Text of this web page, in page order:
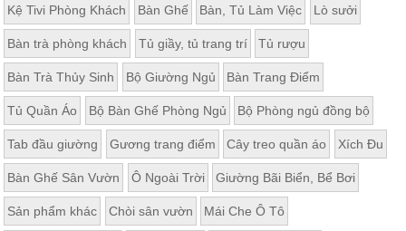
Kệ Tivi Phòng Khách Bàn Ghế Bàn, Tủ Làm Việc Lò sưởi
Bàn trà phòng khách Tủ giầy, tủ trang trí Tủ rượu
Bàn Trà Thủy Sinh Bộ Giường Ngủ Bàn Trang Điểm
Tủ Quần Áo Bộ Bàn Ghế Phòng Ngủ Bộ Phòng ngủ đồng bộ
Tab đầu giường Gương trang điểm Cây treo quần áo Xích Đu
Bàn Ghế Sân Vườn Ô Ngoài Trời Giường Bãi Biển, Bể Bơi
Sản phẩm khác Chòi sân vườn Mái Che Ô Tô